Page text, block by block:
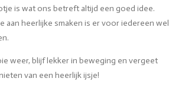
is wat ons betreft altijd een goed idee.
aan heerlijke smaken is er voor iedereen wel
weer, blijf lekker in beweging en vergeet
van een heerlijk ijsje!